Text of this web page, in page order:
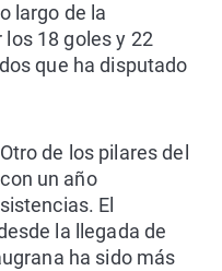
largo de la
18 goles y 22
que ha disputado
de los pilares del
un año
El
la llegada de
ha sido más